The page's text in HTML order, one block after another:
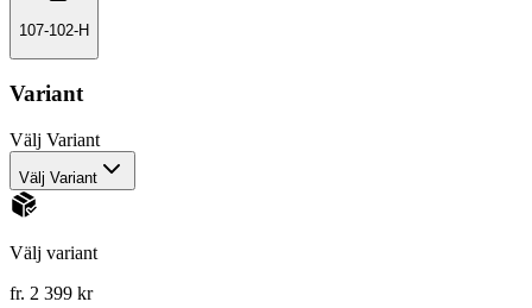
107-102-H
Variant
Välj Variant
Välj Variant
Välj variant
fr. 2 399 kr